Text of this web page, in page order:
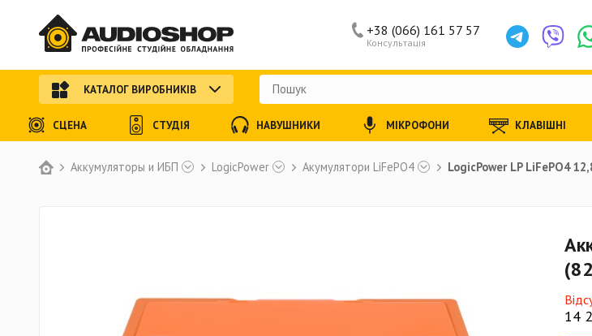
Аккумуляторы и ИБП LogicPower Акумулятори LiFePO4 LogicPower LP LiFePO4
14
Консультація
+38 (066) 161 57 57
КАТАЛОГ ВИРОБНИКІВ
СЦЕНА СТУДІЯ НАВУШНИКИ МІКРОФОНИ КЛАВІШНІ